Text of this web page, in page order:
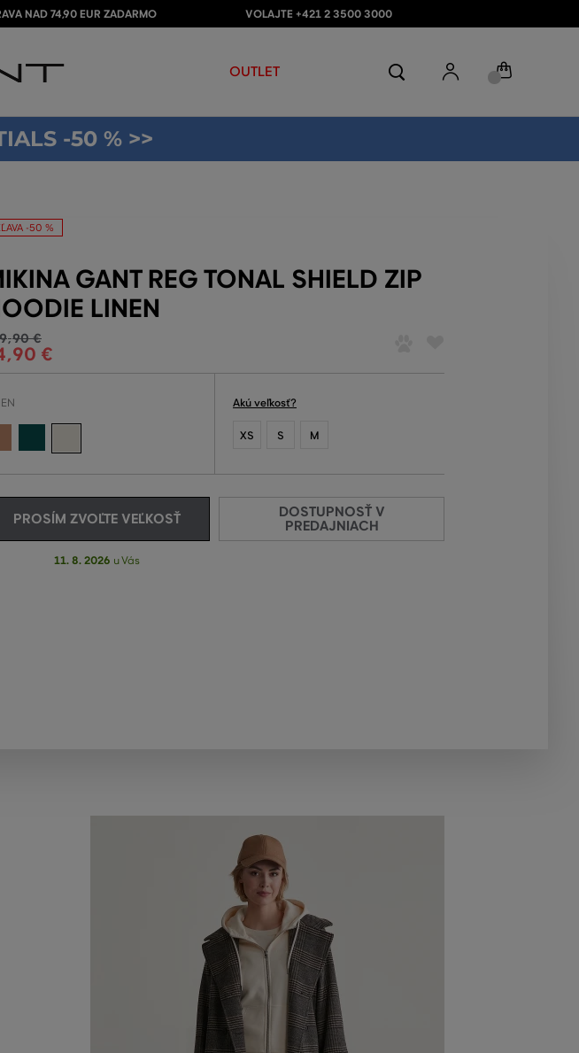
NAD 74,90 EUR ZADARMO VOLAJTE +421 2 3500 3000
OUTLET
-50 % >>
-50 %
GANT REG TONAL SHIELD ZIP
LINEN
,90 €
,90 €
Akú veľkosť?
XS S M
PROSÍM ZVOĽTE VEĽKOSŤ
11. 8. 2026 u Vás
DOSTUPNOSŤ V
PREDAJNIACH